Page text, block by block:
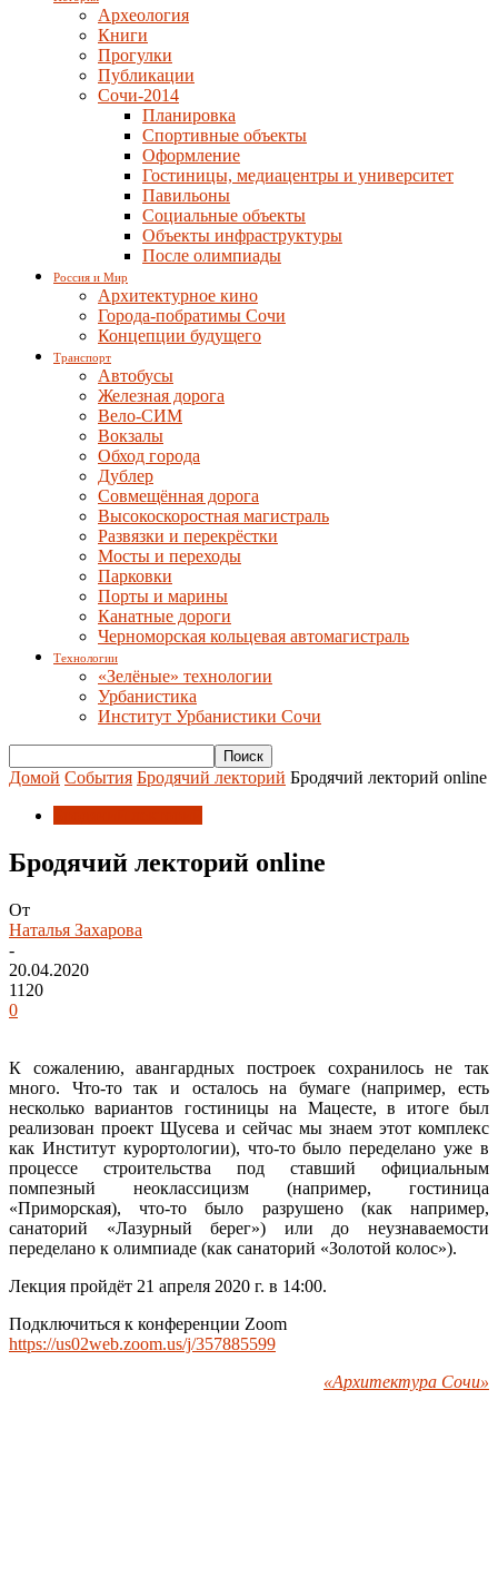
Археология
Книги
Прогулки
Публикации
Сочи-2014
Планировка
Спортивные объекты
Оформление
Гостиницы, медиацентры и университет
Павильоны
Социальные объекты
Объекты инфраструктуры
После олимпиады
Россия и Мир
Архитектурное кино
Города-побратимы Сочи
Концепции будущего
Транспорт
Автобусы
Железная дорога
Вело-СИМ
Вокзалы
Обход города
Дублер
Совмещённая дорога
Высокоскоростная магистраль
Развязки и перекрёстки
Мосты и переходы
Парковки
Порты и марины
Канатные дороги
Черноморская кольцевая автомагистраль
Технологии
«Зелёные» технологии
Урбанистика
Институт Урбанистики Сочи
Домой События Бродячий лекторий Бродячий лекторий online
Бродячий лекторий online
От
Наталья Захарова
-
20.04.2020
1120
0
К сожалению, авангардных построек сохранилось не так
много. Что-то так и осталось на бумаге (например, есть
несколько вариантов гостиницы на Мацесте, в итоге был
реализован проект Щусева и сейчас мы знаем этот комплекс
как Институт курортологии), что-то было переделано уже в
процессе строительства под ставший официальным
помпезный неоклассицизм (например, гостиница
«Приморская), что-то было разрушено (как например,
санаторий «Лазурный берег») или до неузнаваемости
переделано к олимпиаде (как санаторий «Золотой колос»).
Лекция пройдёт 21 апреля 2020 г. в 14:00.
Подключиться к конференции Zoom
https://us02web.zoom.us/j/357885599
«Архитектура Сочи»